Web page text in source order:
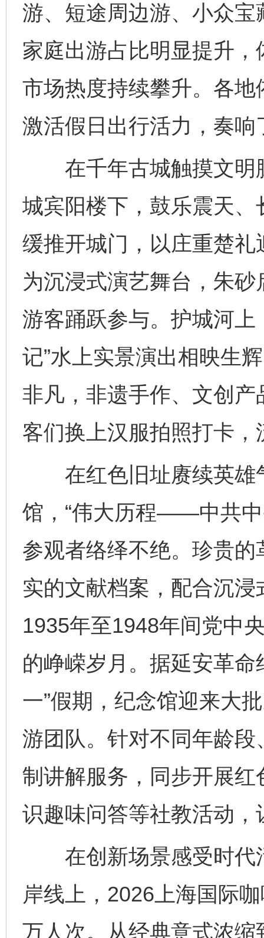
游、短途周边游、小众
家庭出游占比明显提升
市场热度持续攀升。各
激活假日出行活力，奏响
在千年古城触摸文明
城宾阳楼下，鼓乐震天
缓推开城门，以庄重楚
为沉浸式演艺舞台，朱
游客踊跃参与。护城河上
记”水上实景演出相映生
非凡，非遗手作、文创
客们换上汉服拍照打卡，
在红色旧址赓续英雄
馆，“伟大历程——中共中
参观者络绎不绝。珍贵
实的文献档案，配合沉
1935年至1948年间党中
的峥嵘岁月。据延安革
一”假期，纪念馆迎来大
游团队。针对不同年龄
制讲解服务，同步开展
识趣味问答等社教活动
在创新场景感受时代
岸线上，2026上海国际
万人次。从经典意式浓